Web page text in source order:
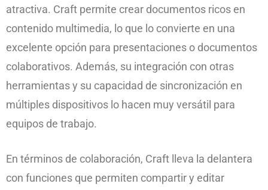
atractiva. Craft permite crear documentos ricos en
contenido multimedia, lo que lo convierte en una
excelente opción para presentaciones o documentos
colaborativos. Además, su integración con otras
herramientas y su capacidad de sincronización en
múltiples dispositivos lo hacen muy versátil para
equipos de trabajo.
En términos de colaboración, Craft lleva la delantera
con funciones que permiten compartir y editar